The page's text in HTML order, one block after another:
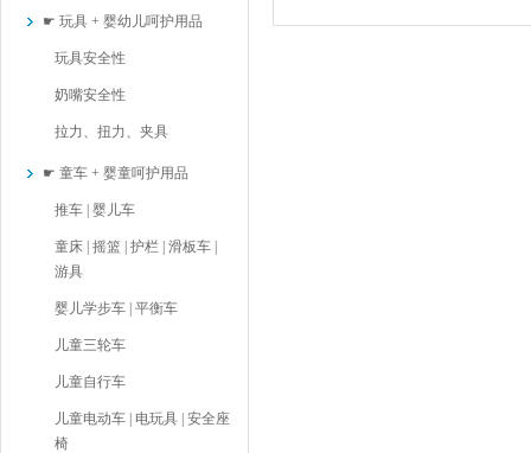
☛ 玩具 + 婴幼儿呵护用品
玩具安全性
奶嘴安全性
拉力、扭力、夹具
☛ 童车 + 婴童呵护用品
推车 | 婴儿车
童床 | 摇篮 | 护栏 | 滑板车 |
游具
婴儿学步车 | 平衡车
儿童三轮车
儿童自行车
儿童电动车 | 电玩具 | 安全座
椅